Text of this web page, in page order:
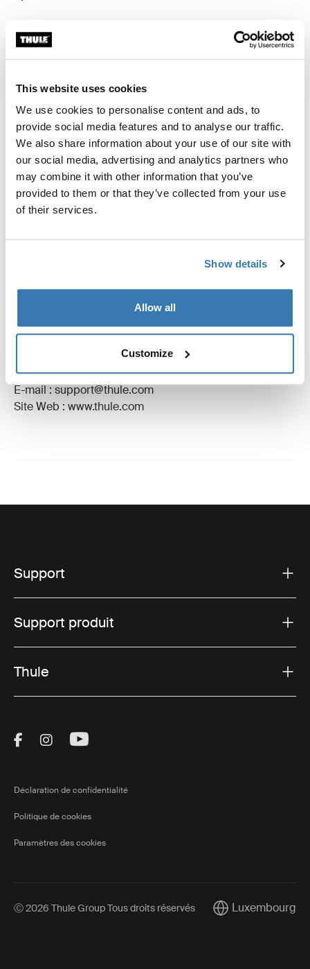
This website uses cookies
We use cookies to personalise content and ads, to
provide social media features and to analyse our traffic.
We also share information about your use of our site with
our social media, advertising and analytics partners who
may combine it with other information that you’ve
provided to them or that they’ve collected from your use
of their services.
Show details
Allow all
Customize
Kit de fixation de barre de toit Thule pour les véhicules
Toggle features
Toutes les caractéristiques
Toggle techspec
Caractéristiques techniques
Toggle guides and instructions
Instructions
Informations de fabrication
Marque déposée : Thule Sweden AB
Nom du fabricant : Thule Sweden
Adresse du fabricant : Borggatan 5, 335 73 Hillerstorp,
Suède
E-mail : support@thule.com
Site Web : www.thule.com
Support
Support produit
Thule
Visit Thule on Facebook (external link)
Visit Thule on Instagram (external link)
Visit Thule on Youtube (external
Déclaration de confidentialité
Politique de cookies
Paramètres des cookies
Ⓒ 2026 Thule Group Tous droits réservés Current market/
Luxembourg